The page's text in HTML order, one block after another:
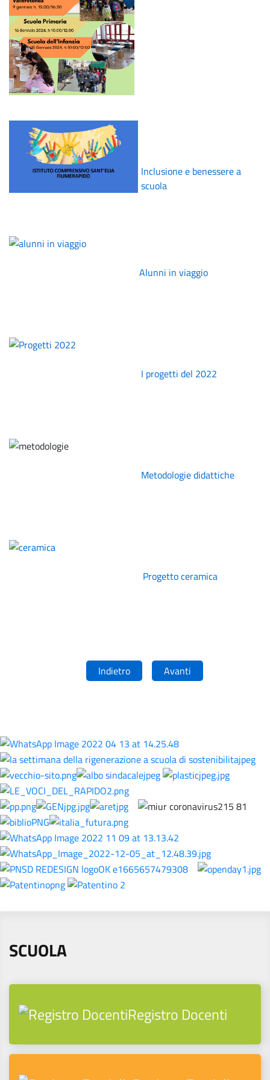
REGOLAMENTI
SEGRETERIA
Inclusione e benessere a
scuola
Alunni in viaggio
I progetti del 2022
Metodologie didattiche
Progetto ceramica
Indietro Avanti
SCUOLA
Registro Docenti